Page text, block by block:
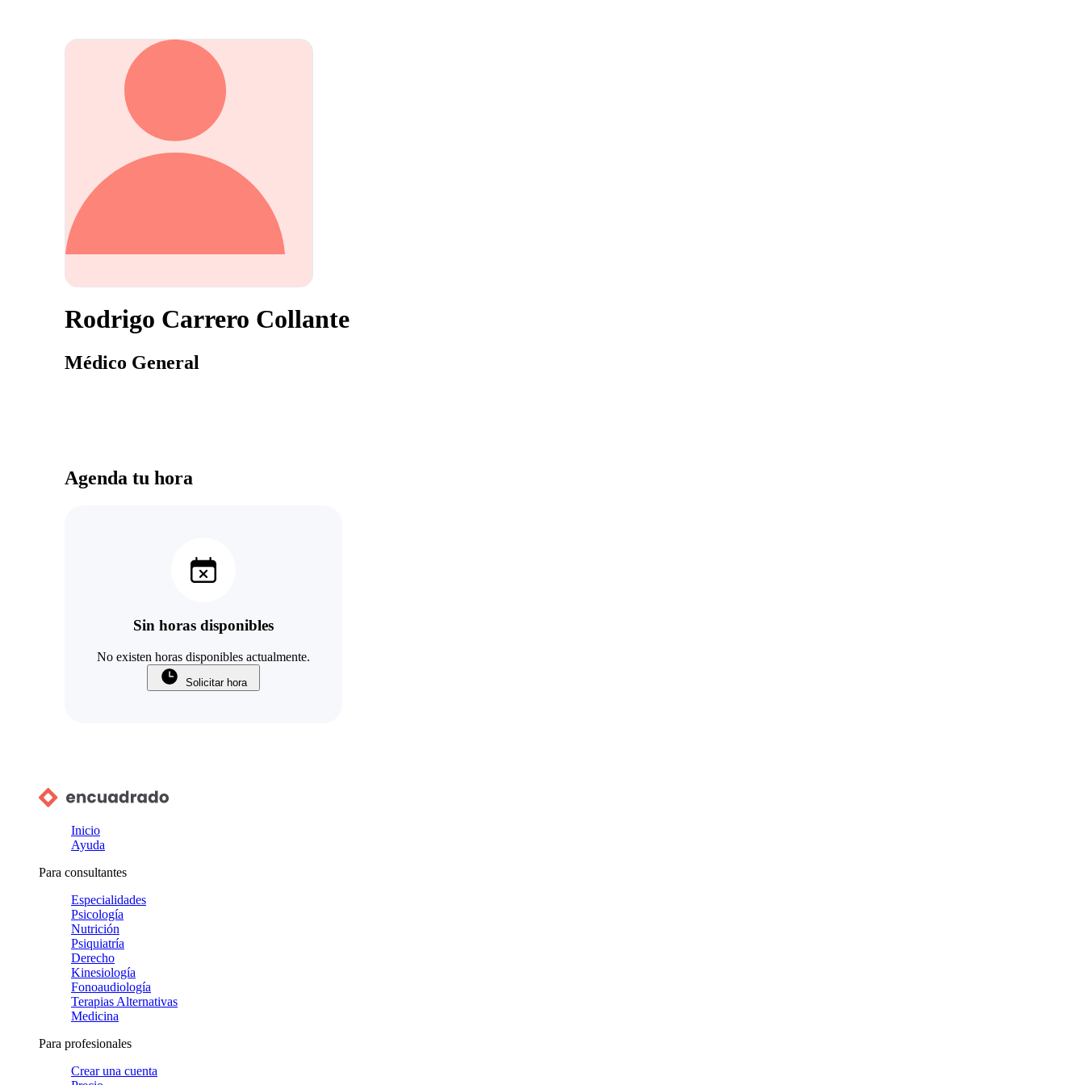
Rodrigo Carrero Collante
Médico General
Agenda tu hora
Sin horas disponibles
No existen horas disponibles actualmente.
Solicitar hora
Inicio
Ayuda
Para consultantes
Especialidades
Psicología
Nutrición
Psiquiatría
Derecho
Kinesiología
Fonoaudiología
Terapias Alternativas
Medicina
Para profesionales
Crear una cuenta